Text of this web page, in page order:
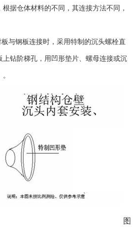
据仓体材料的不同，其连接方法不同，
与钢板连接时，采用特制的沉头螺栓直
钻阶梯孔，用凹形垫片、螺母连接或沉